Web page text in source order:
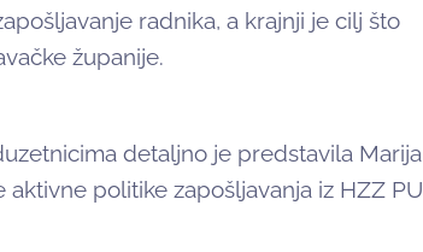
radnika, a krajnji je cilj što
županije.
detaljno je predstavila Marija
politike zapošljavanja iz HZZ PU